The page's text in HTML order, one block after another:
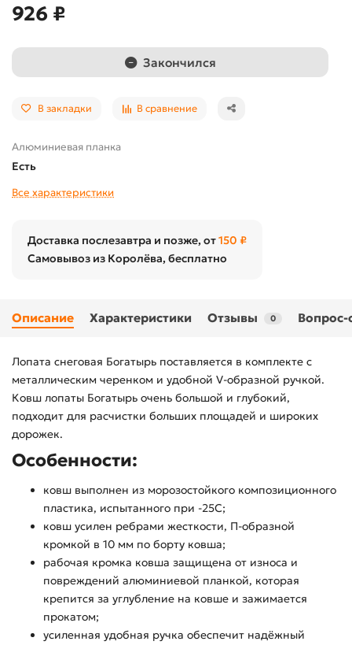
926 ₽
Закончился
В закладки В сравнение
Алюминиевая планка
Есть
Все характеристики
Доставка послезавтра и позже, от150 ₽
Самовывоз из Королёва, бесплатно
Описание Характеристики Отзывы 0 Вопрос-
Лопата снеговая Богатырь поставляется в комплекте с
металлическим черенком и удобной V-образной ручкой.
Ковш лопаты Богатырь очень большой и глубокий,
подходит для расчистки больших площадей и широких
дорожек.
Особенности:
ковш выполнен из морозостойкого композиционного
пластика, испытанного при -25С;
ковш усилен ребрами жесткости, П-образной
кромкой в 10 мм по борту ковша;
рабочая кромка ковша защищена от износа и
повреждений алюминиевой планкой, которая
крепится за углубление на ковше и зажимается
прокатом;
усиленная удобная ручка обеспечит надёжный